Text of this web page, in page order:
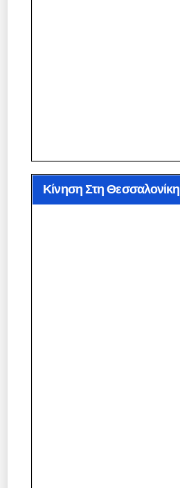
Κίνηση Στη Θεσσαλονίκη